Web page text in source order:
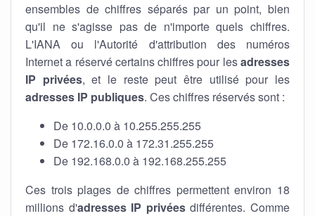
ensembles de chiffres séparés par un point, bien
qu'il ne s'agisse pas de n'importe quels chiffres.
L'IANA ou l'Autorité d'attribution des numéros
Internet a réservé certains chiffres pour lesadresses
IP privées, et le reste peut être utilisé pour les
adresses IP publiques. Ces chiffres réservés sont :
De 10.0.0.0 à 10.255.255.255
De 172.16.0.0 à 172.31.255.255
De 192.168.0.0 à 192.168.255.255
Ces trois plages de chiffres permettent environ 18
millions d'adresses IP privéesdifférentes. Comme